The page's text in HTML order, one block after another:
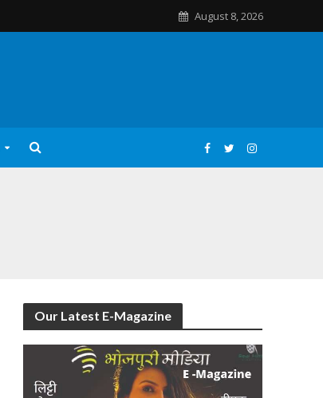
August 8, 2026
Our Latest E-Magazine